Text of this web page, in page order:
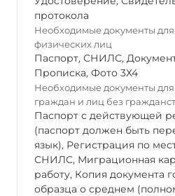
протокола
Необходимые документы
физических лиц
Паспорт, СНИЛС,
Прописка, Фото 3Х4
Необходимые документы
граждан и лиц без
Паспорт с действующей
(паспорт должен быть
язык), Регистрация по
СНИЛС, Миграционная
работу, Копия документа
образца о среднем